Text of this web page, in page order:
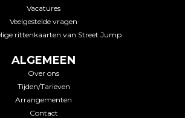
Vacatures
Veelgestelde vragen
rittenkaarten van Street Jump
ALGEMEEN
Over ons
Tijden/Tarieven
Arrangementen
Contact